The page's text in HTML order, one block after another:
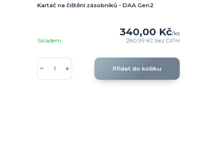
Kartáč na čištění zásobníků - DAA Gen2
340,00 Kč/ks
280,99 Kč bez DPH
Skladem
Přidat do košíku